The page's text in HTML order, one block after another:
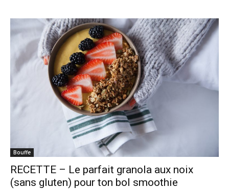
Bouffe
RECETTE – Le parfait granola aux noix
(sans gluten) pour ton bol smoothie